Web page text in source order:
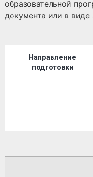
образовательной
документа или в
Направление
подготовки